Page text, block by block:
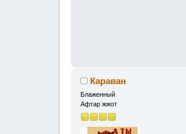
Караван
Блаженный
Афтар жжот